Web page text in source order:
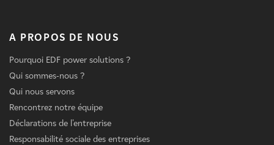
A PROPOS DE NOUS
Pourquoi EDF power solutions ?
Qui sommes-nous ?
Qui nous servons
Rencontrez notre équipe
Déclarations de l'entreprise
Responsabilité sociale des entreprises